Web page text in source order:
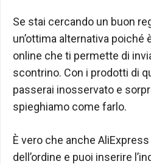
Se stai cercando un buon
un’ottima alternativa poiché
online che ti permette di
scontrino. Con i prodotti di
passerai inosservato e
spieghiamo come farlo.
È vero che anche
dell’ordine e puoi inserire